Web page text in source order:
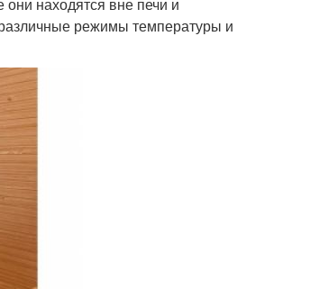
режимы температуры и